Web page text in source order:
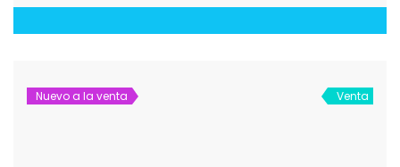
Nuevo a la venta Venta